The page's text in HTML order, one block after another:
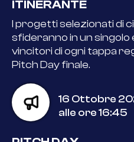
ITINERANTE
I progetti selezionati di
sfideranno in un singolo
vincitori di ogni tappa
Pitch Day finale.
16 Ottobre
alle ore 16:45